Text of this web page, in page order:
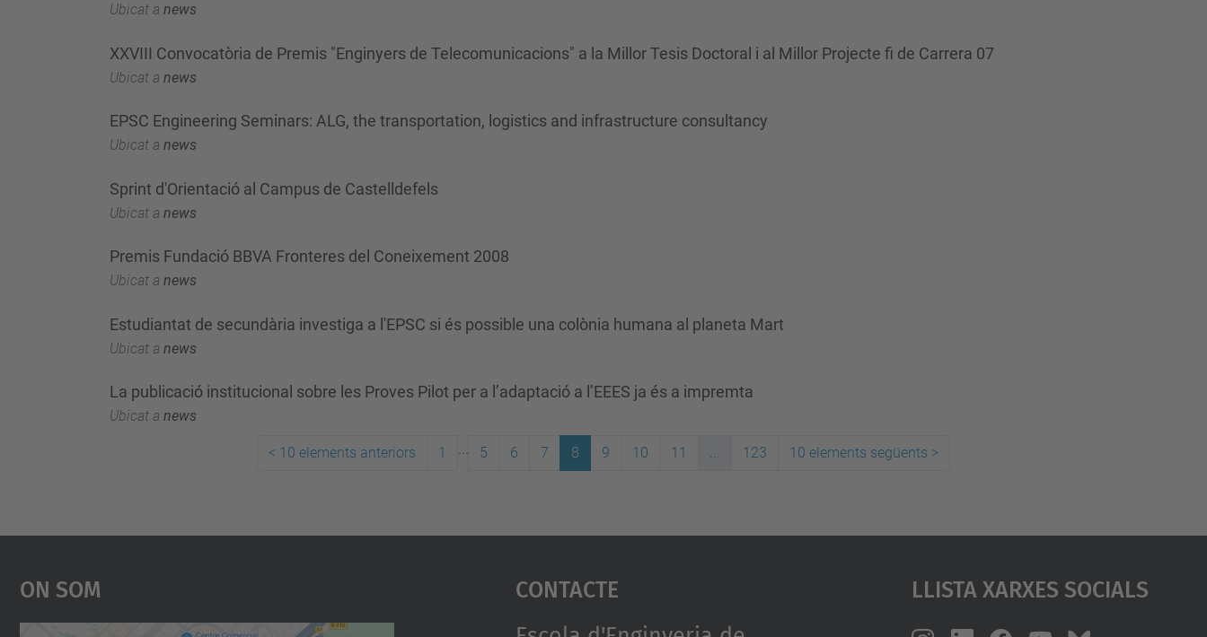
Ubicat a news
XXVIII Convocatòria de Premis "Enginyers de Telecomunicacions" a la Millor Tesis Doctoral i al Millor Projecte fi de Carrera 07
Ubicat a news
EPSC Engineering Seminars: ALG, the transportation, logistics and infrastructure consultancy
Ubicat a news
Sprint d'Orientació al Campus de Castelldefels
Ubicat a news
Premis Fundació BBVA Fronteres del Coneixement 2008
Ubicat a news
Estudiantat de secundària investiga a l'EPSC si és possible una colònia humana al planeta Mart
Ubicat a news
La publicació institucional sobre les Proves Pilot per a l’adaptació a l’EEES ja és a impremta
Ubicat a news
< 10 elements anteriors 1 5 6 7 8 9 10 11 ... 123 10 elements següents >
On Som Contacte Llista Xarxes Socials